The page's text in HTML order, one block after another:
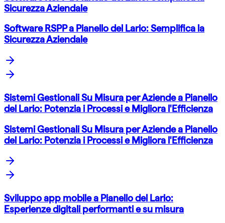
Sicurezza Aziendale
Software RSPP a Pianello del Lario: Semplifica la
Sicurezza Aziendale
Sistemi Gestionali Su Misura per Aziende a Pianello
del Lario: Potenzia i Processi e Migliora l'Efficienza
Sistemi Gestionali Su Misura per Aziende a Pianello
del Lario: Potenzia i Processi e Migliora l'Efficienza
Sviluppo app mobile a Pianello del Lario:
Esperienze digitali performanti e su misura